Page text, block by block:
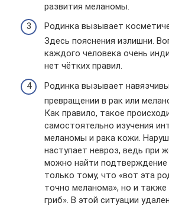
развития меланомы.
Родинка вызывает
Здесь пояснения излишни.
каждого человека очень
нет чётких правил.
Родинка вызывает
превращении в рак или
Как правило, такое
самостоятельно изучения
меланомы и рака кожи.
наступает невроз, ведь при
можно найти подтверждение
только тому, что «вот эта
точно меланома», но и
гриб». В этой ситуации